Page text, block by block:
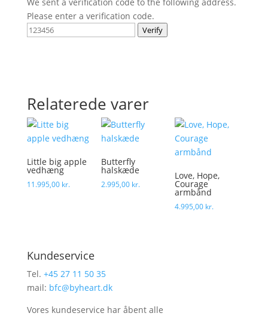
Please enter a verification code.
Verify
Relaterede varer
Little big apple
vedhæng
11.995,00 kr.
Butterfly
halskæde
2.995,00 kr.
Love, Hope,
Courage
armbånd
4.995,00 kr.
Kundeservice
Tel. +45 27 11 50 35
mail: bfc@byheart.dk
Vores kundeservice har åbent alle